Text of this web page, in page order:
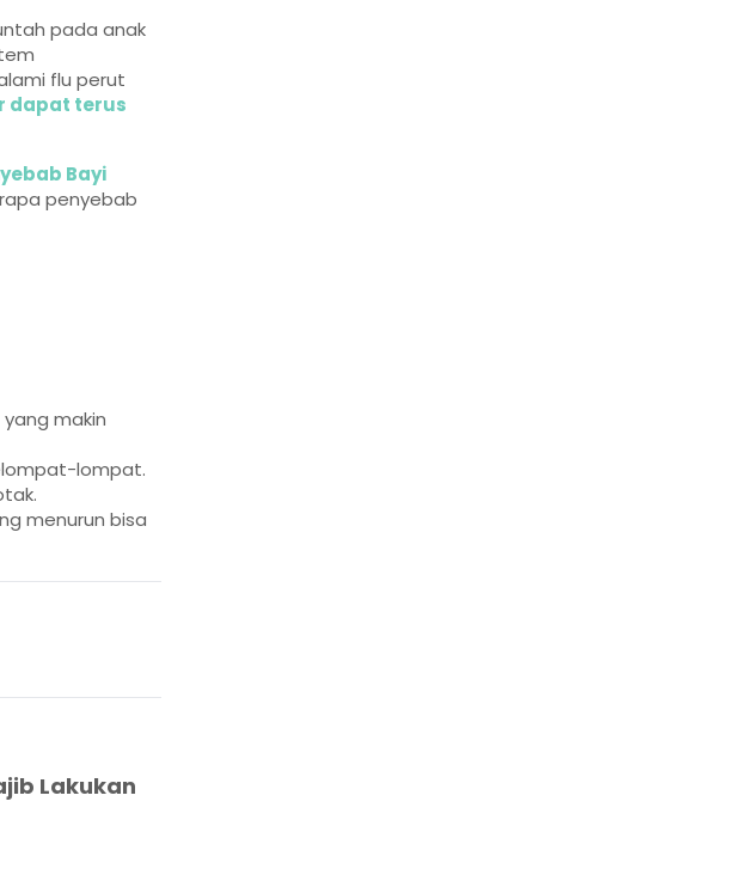
pada anak
flu perut
dapat terus
Bayi
penyebab
makin
lompat.
menurun bisa
Lakukan